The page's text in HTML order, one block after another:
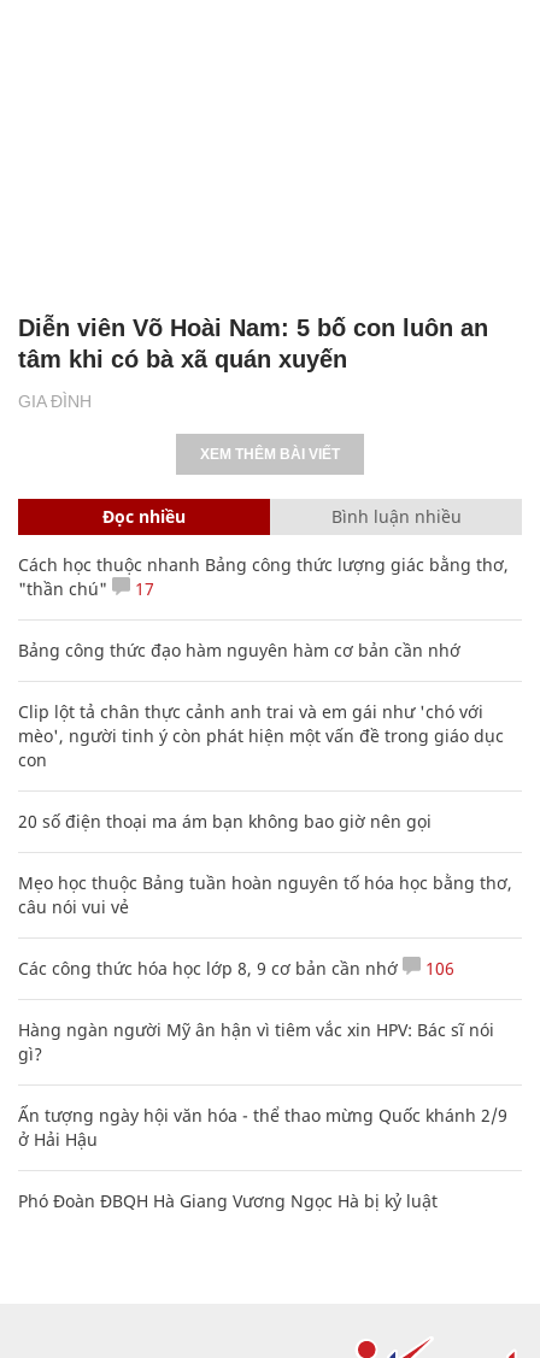
GIA ĐÌNH
Diễn viên Võ Hoài Nam: 5 bố con luôn an
tâm khi có bà xã quán xuyến
XEM THÊM BÀI VIẾT
Đọc nhiều Bình luận nhiều
Cách học thuộc nhanh Bảng công thức lượng giác bằng thơ,
"thần chú"
17
Bảng công thức đạo hàm nguyên hàm cơ bản cần nhớ
Clip lột tả chân thực cảnh anh trai và em gái như 'chó với
mèo', người tinh ý còn phát hiện một vấn đề trong giáo dục
con
20 số điện thoại ma ám bạn không bao giờ nên gọi
Mẹo học thuộc Bảng tuần hoàn nguyên tố hóa học bằng thơ,
câu nói vui vẻ
Các công thức hóa học lớp 8, 9 cơ bản cần nhớ 106
Hàng ngàn người Mỹ ân hận vì tiêm vắc xin HPV: Bác sĩ nói
gì?
Ấn tượng ngày hội văn hóa - thể thao mừng Quốc khánh 2/9
ở Hải Hậu
Phó Đoàn ĐBQH Hà Giang Vương Ngọc Hà bị kỷ luật